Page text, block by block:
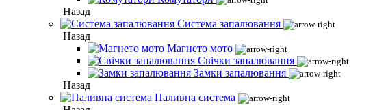
Назад
Система запалювання
Назад
Магнето мото
Свічки запалювання
Замки запалювання
Назад
Паливна система